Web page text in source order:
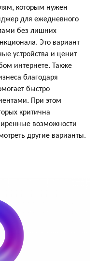
которым нужен
для ежедневного
без лишних
Это вариант
устройства и ценит
интернете. Также
благодаря
быстро
При этом
критична
возможности
другие варианты.